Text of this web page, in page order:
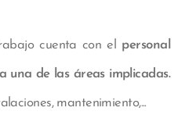
cuenta con el personal
una de las áreas implicadas.
mantenimiento,...